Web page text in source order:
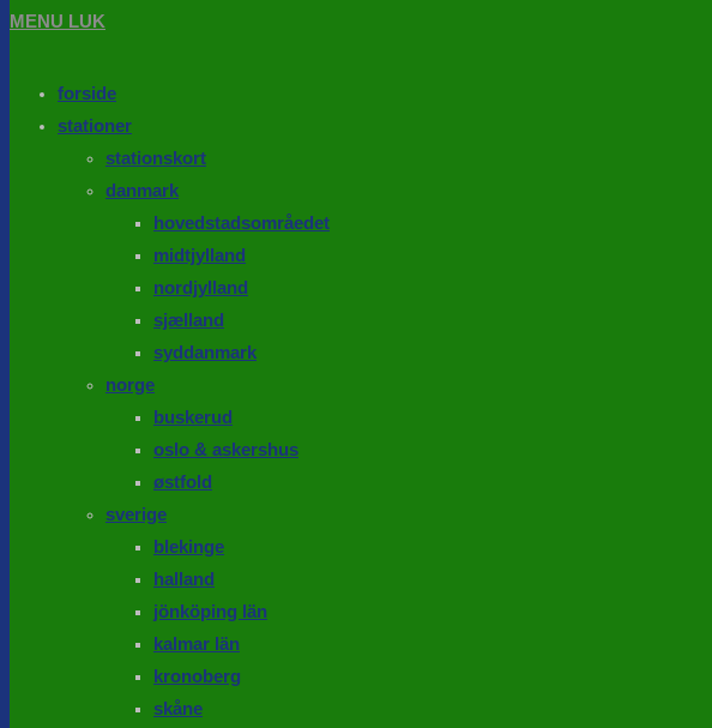
MENU LUK
forside
stationer
stationskort
danmark
hovedstadsområedet
midtjylland
nordjylland
sjælland
syddanmark
norge
buskerud
oslo & askershus
østfold
sverige
blekinge
halland
jönköping län
kalmar län
kronoberg
skåne